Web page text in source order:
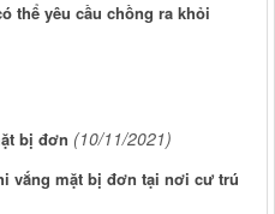
thể yêu cầu chồng ra khỏi
bị đơn (10/11/2021)
vắng mặt bị đơn tại nơi cư trú